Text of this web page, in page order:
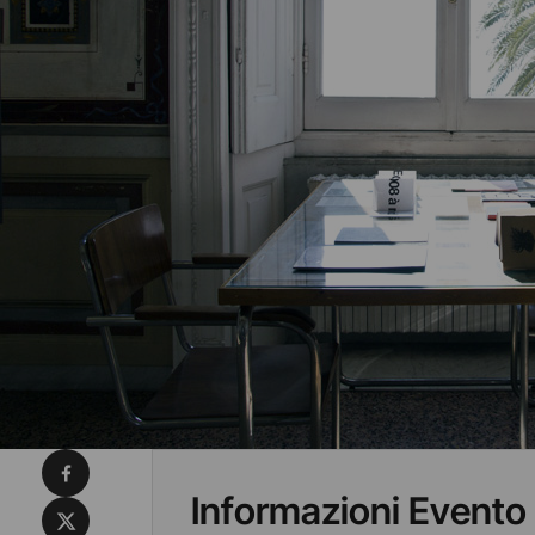
Informazioni Evento
Condividi su Facebook
Condividi su X